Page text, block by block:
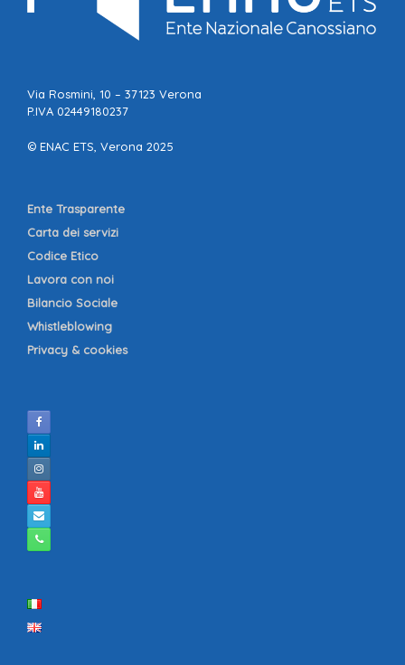
Via Rosmini, 10 – 37123 Verona
P.IVA 02449180237
© ENAC ETS, Verona 2025
Ente Trasparente
Carta dei servizi
Codice Etico
Lavora con noi
Bilancio Sociale
Whistleblowing
Privacy & cookies